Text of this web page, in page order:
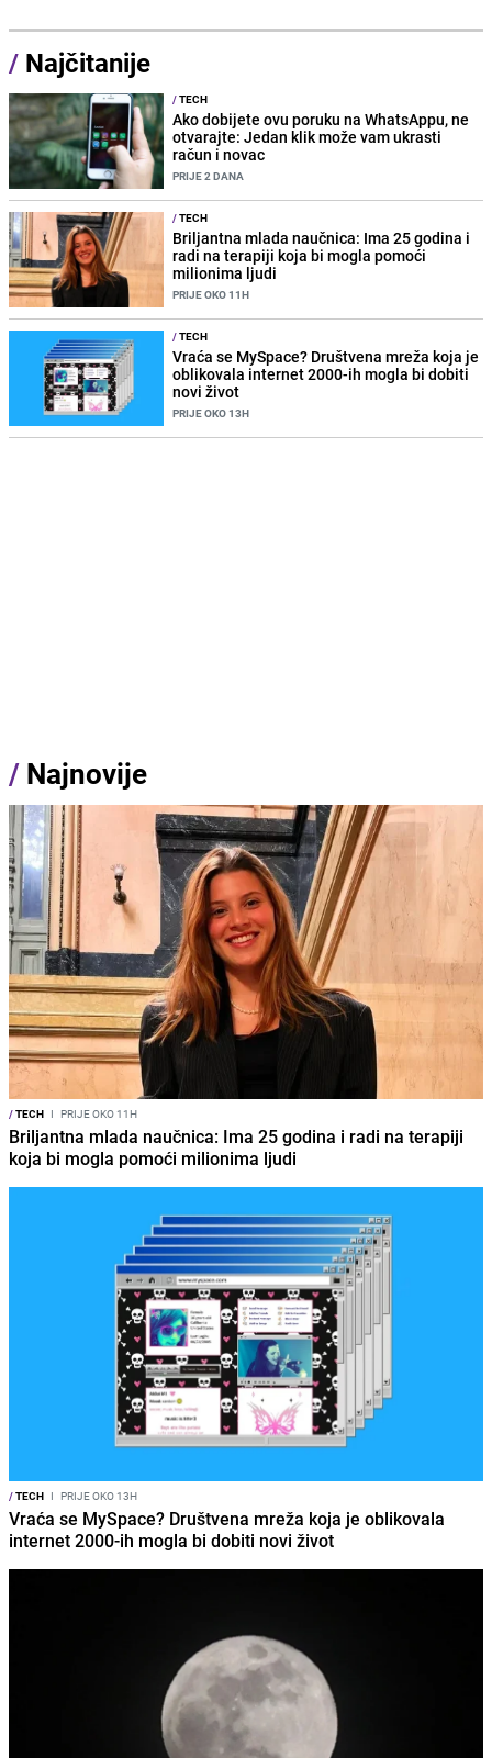
/ Najčitanije
/TECH
Ako dobijete ovu poruku na WhatsAppu, ne
otvarajte: Jedan klik može vam ukrasti
račun i novac
PRIJE 2 DANA
/TECH
Briljantna mlada naučnica: Ima 25 godina i
radi na terapiji koja bi mogla pomoći
milionima ljudi
PRIJE OKO 11H
/TECH
Vraća se MySpace? Društvena mreža koja je
oblikovala internet 2000-ih mogla bi dobiti
novi život
PRIJE OKO 13H
/ Najnovije
/TECH I PRIJE OKO 11H
Briljantna mlada naučnica: Ima 25 godina i radi na terapiji
koja bi mogla pomoći milionima ljudi
/TECH I PRIJE OKO 13H
Vraća se MySpace? Društvena mreža koja je oblikovala
internet 2000-ih mogla bi dobiti novi život